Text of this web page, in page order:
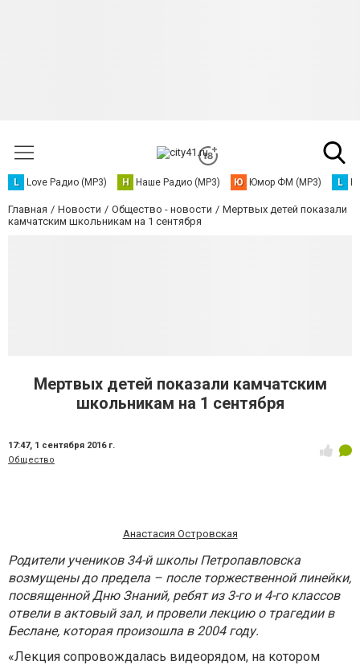
L Love Радио (MP3) Н Наше Радио (MP3) Ю Юмор ФМ (MP3) L
Главная Новости Общество - новости
Мертвых детей показали
камчатским школьникам на 1 сентября
Мертвых детей показали камчатским
школьникам на 1 сентября
17:47, 1 сентября 2016 г.
Общество
Анастасия Островская
Родители учеников 34-й школы Петропавловска
возмущены до предела – после торжественной линейки,
посвященной Дню Знаний, ребят из 3-го и 4-го классов
отвели в актовый зал, и провели лекцию о трагедии в
Беслане, которая произошла в 2004 году.
«Лекция сопровождалась видеорядом, на котором